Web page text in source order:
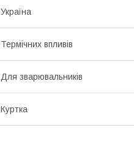
Україна
Термічних впливів
Для зварювальників
Куртка